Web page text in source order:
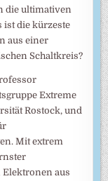
die ultimativen
ist die kürzeste
aus einer
Schaltkreis?
Extreme
Rostock, und
Mit extrem
Elektronen aus